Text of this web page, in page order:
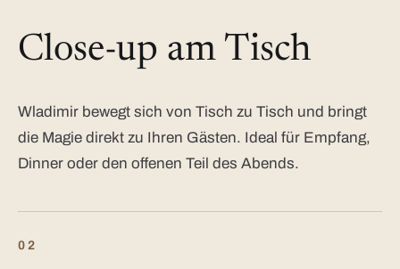
Close-up am Tisch
Wladimir bewegt sich von Tisch zu Tisch und bringt
die Magie direkt zu Ihren Gästen. Ideal für Empfang,
Dinner oder den offenen Teil des Abends.
02